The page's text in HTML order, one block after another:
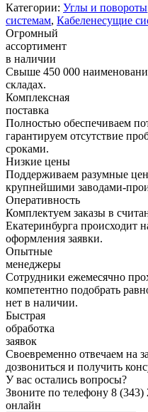
Категории: Углы и повороты
системам, Кабеленесущие
Огромный
ассортимент
в наличии
Свыше 450 000
складах.
Комплексная
поставка
Полностью обеспечиваем
гарантируем отсутствие
сроками.
Низкие цены
Поддерживаем разумные
крупнейшими заводами-
Оперативность
Комплектуем заказы в
Екатеринбурга происходит
оформления заявки.
Опытные
менеджеры
Сотрудники ежемесячно
компетентно подобрать
нет в наличии.
Быстрая
обработка
заявок
Своевременно отвечаем на
дозвониться и получить
У вас остались вопросы?
Звоните по телефону 8 (343)
онлайн